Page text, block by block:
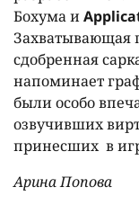
Бохума и
Захватывающая
сдобренная
напоминает
были особо
озвучивших
принесших в
Арина Попова